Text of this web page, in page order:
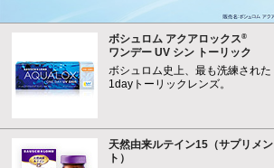
ボシュロム アクアロックス®
ワンデー UV シン トーリック
ボシュロム史上、最も洗練された
1dayトーリックレンズ。
天然由来ルテイン15（サプリメン
ト）